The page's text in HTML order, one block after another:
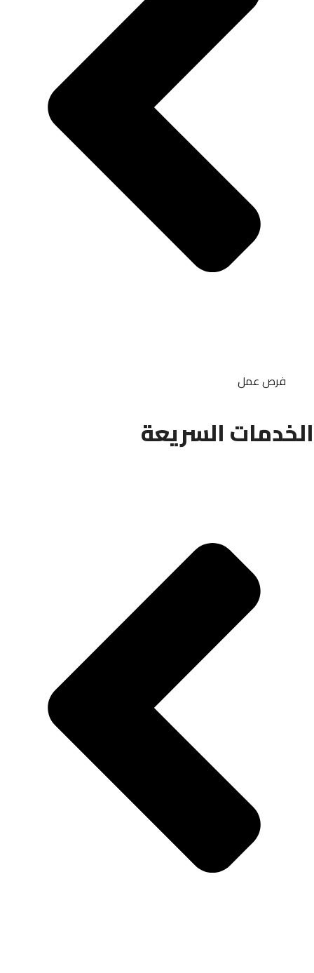
فرص عمل
الخدمات السريعة